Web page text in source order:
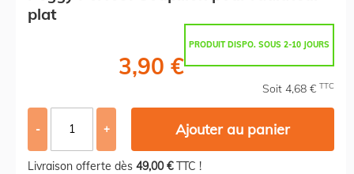
plat
PRODUIT DISPO. SOUS 2-10 JOURS
3,90 €
Soit 4,68 € TTC
- + Ajouter au panier
Livraison offerte dès 49,00 €TTC !